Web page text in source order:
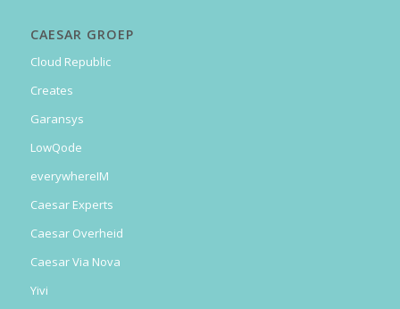
CAESAR GROEP
Cloud Republic
Creates
Garansys
LowQode
everywhereIM
Caesar Experts
Caesar Overheid
Caesar Via Nova
Yivi